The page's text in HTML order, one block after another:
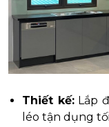
Thiết kế:Lắp
léo tận dụng